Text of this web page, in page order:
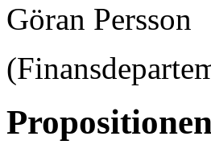
Göran Persson